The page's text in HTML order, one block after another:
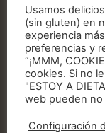
¡No
El artículo
en
Usamos
(sin gluten) en
experiencia
preferencias y
“¡MMM,
cookies. Si no
"ESTOY A
web pueden no
Configuración